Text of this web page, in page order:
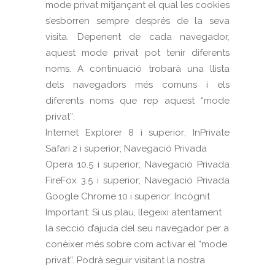
mode privat mitjançant el qual les cookies
s’esborren sempre després de la seva
visita. Depenent de cada navegador,
aquest mode privat pot tenir diferents
noms. A continuació trobarà una llista
dels navegadors més comuns i els
diferents noms que rep aquest “mode
privat”:
Internet Explorer 8 i superior; InPrivate
Safari 2 i superior; Navegació Privada
Opera 10.5 i superior; Navegació Privada
FireFox 3.5 i superior; Navegació Privada
Google Chrome 10 i superior; Incògnit
Important: Si us plau, llegeixi atentament
la secció d’ajuda del seu navegador per a
conèixer més sobre com activar el “mode
privat”. Podrà seguir visitant la nostra